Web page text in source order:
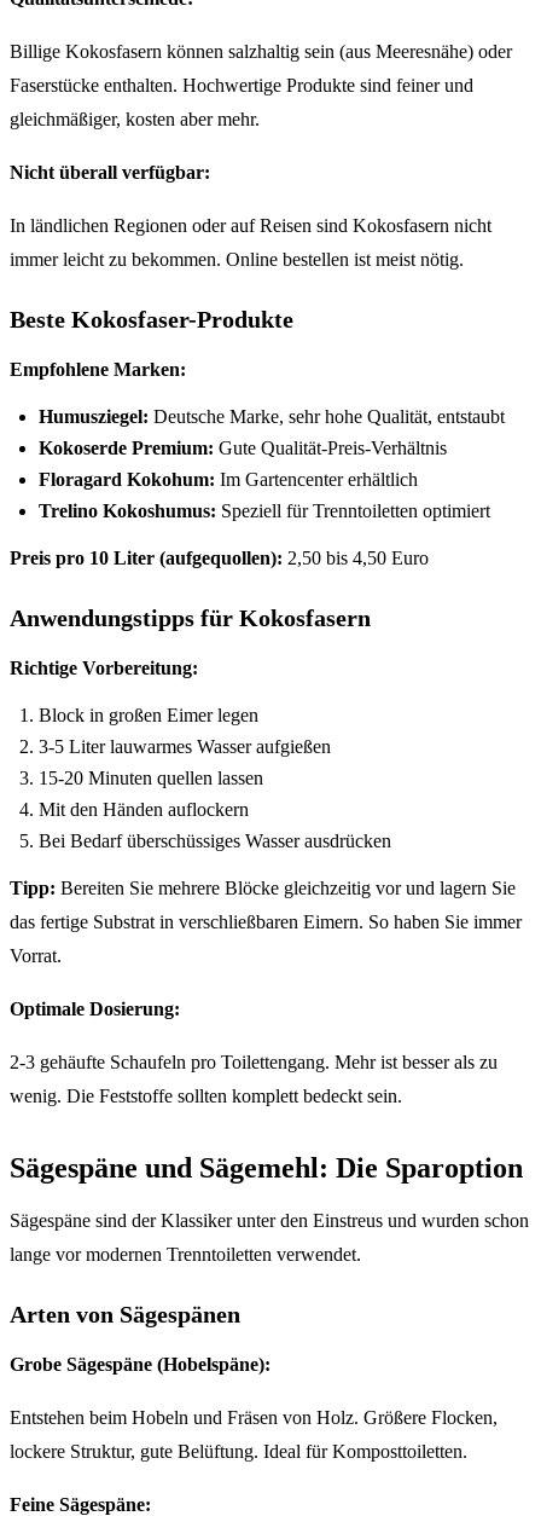
Billige Kokosfasern können salzhaltig sein (aus Meeresnähe) oder
Faserstücke enthalten. Hochwertige Produkte sind feiner und
gleichmäßiger, kosten aber mehr.
Nicht überall verfügbar:
In ländlichen Regionen oder auf Reisen sind Kokosfasern nicht
immer leicht zu bekommen. Online bestellen ist meist nötig.
Beste Kokosfaser-Produkte
Empfohlene Marken:
Humusziegel: Deutsche Marke, sehr hohe Qualität, entstaubt
Kokoserde Premium: Gute Qualität-Preis-Verhältnis
Floragard Kokohum: Im Gartencenter erhältlich
Trelino Kokoshumus: Speziell für Trenntoiletten optimiert
Preis pro 10 Liter (aufgequollen): 2,50 bis 4,50 Euro
Anwendungstipps für Kokosfasern
Richtige Vorbereitung:
Block in großen Eimer legen
3-5 Liter lauwarmes Wasser aufgießen
15-20 Minuten quellen lassen
Mit den Händen auflockern
Bei Bedarf überschüssiges Wasser ausdrücken
Tipp: Bereiten Sie mehrere Blöcke gleichzeitig vor und lagern Sie
das fertige Substrat in verschließbaren Eimern. So haben Sie immer
Vorrat.
Optimale Dosierung:
2-3 gehäufte Schaufeln pro Toilettengang. Mehr ist besser als zu
wenig. Die Feststoffe sollten komplett bedeckt sein.
Sägespäne und Sägemehl: Die Sparoption
Sägespäne sind der Klassiker unter den Einstreus und wurden schon
lange vor modernen Trenntoiletten verwendet.
Arten von Sägespänen
Grobe Sägespäne (Hobelspäne):
Entstehen beim Hobeln und Fräsen von Holz. Größere Flocken,
lockere Struktur, gute Belüftung. Ideal für Komposttoiletten.
Feine Sägespäne: